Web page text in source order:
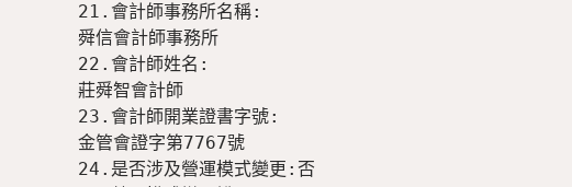
21.會計師事務所名稱:
舜信會計師事務所
22.會計師姓名:
莊舜智會計師
23.會計師開業證書字號:
金管會證字第7767號
24.是否涉及營運模式變更:否